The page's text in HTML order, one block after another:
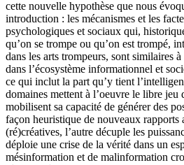
cette nouvelle hypothèse que nous
introduction : les mécanismes et les
psychologiques et sociaux qui,
qu’on se trompe ou qu’on est trompé,
dans les arts trompeurs, sont similaires
dans l’écosystème informationnel et
ce qui inclut la part qu’y tient
domaines mettent à l’oeuvre le libre jeu
mobilisent sa capacité de générer des
façon heuristique de nouveaux rapports
(ré)créatives, l’autre décuple les
déploie une crise de la vérité dans un
mésinformation et de malinformation